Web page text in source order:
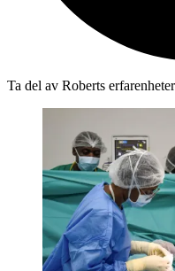
Ta del av Roberts